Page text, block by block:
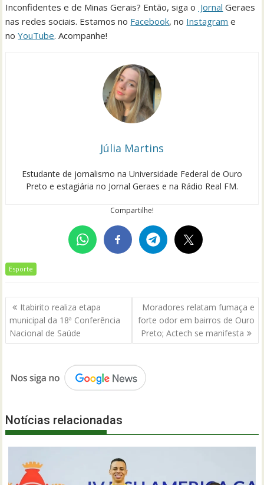
Inconfidentes e de Minas Gerais? Então, siga o Jornal Geraes
nas redes sociais. Estamos no Facebook, no Instagram e
noYouTube. Acompanhe!
Júlia Martins
Estudante de jornalismo na Universidade Federal de Ouro
Preto e estagiária no Jornal Geraes e na Rádio Real FM.
Compartilhe!
Esporte
Navegação
de
Post
Itabirito realiza etapa
municipal da 18ª Conferência
Nacional de Saúde
Moradores relatam fumaça e
forte odor em bairros de Ouro
Preto; Actech se manifesta
Notícias relacionadas